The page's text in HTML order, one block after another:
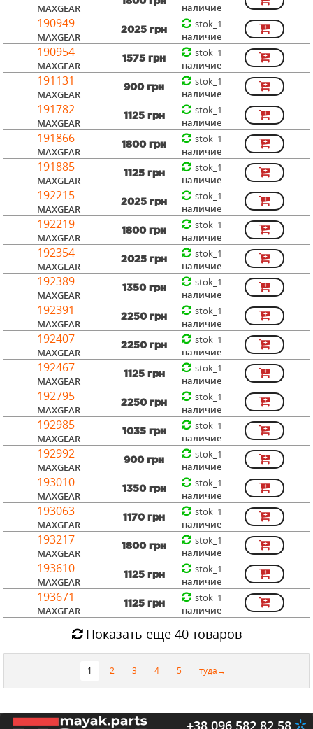
MAXGEAR
наличие
190949
MAXGEAR
2025 грн
stok_1
наличие
190954
MAXGEAR
1575 грн
stok_1
наличие
191131
MAXGEAR
900 грн
stok_1
наличие
191782
MAXGEAR
1125 грн
stok_1
наличие
191866
MAXGEAR
1800 грн
stok_1
наличие
191885
MAXGEAR
1125 грн
stok_1
наличие
192215
MAXGEAR
2025 грн
stok_1
наличие
192219
MAXGEAR
1800 грн
stok_1
наличие
192354
MAXGEAR
2025 грн
stok_1
наличие
192389
MAXGEAR
1350 грн
stok_1
наличие
192391
MAXGEAR
2250 грн
stok_1
наличие
192407
MAXGEAR
2250 грн
stok_1
наличие
192467
MAXGEAR
1125 грн
stok_1
наличие
192795
MAXGEAR
2250 грн
stok_1
наличие
192985
MAXGEAR
1035 грн
stok_1
наличие
192992
MAXGEAR
900 грн
stok_1
наличие
193010
MAXGEAR
1350 грн
stok_1
наличие
193063
MAXGEAR
1170 грн
stok_1
наличие
193217
MAXGEAR
1800 грн
stok_1
наличие
193610
MAXGEAR
1125 грн
stok_1
наличие
193671
MAXGEAR
1125 грн
stok_1
наличие
Показать еще 40 товаров
1 2 3 4 5 туда→
+38 096 582 82 58